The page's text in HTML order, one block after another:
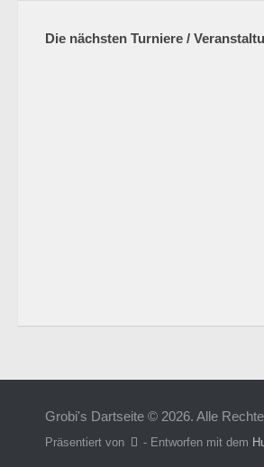
Die nächsten Turniere /
Grobi's Dartseite © 2026. Alle
Präsentiert von - Entworfen mit dem